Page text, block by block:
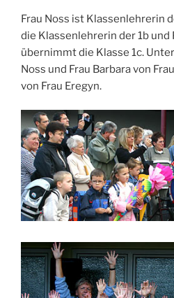
Frau Noss ist Klassenlehrerin
die Klassenlehrerin der 1b und
übernimmt die Klasse 1c.
Noss und Frau Barbara von
von Frau Eregyn.